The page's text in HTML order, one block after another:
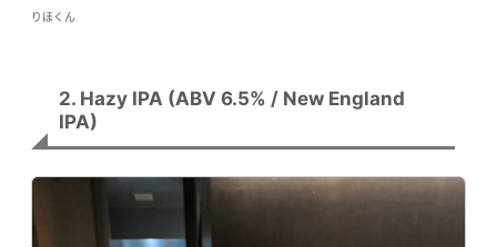
りほくん
2. Hazy IPA (ABV 6.5% / New England
IPA)